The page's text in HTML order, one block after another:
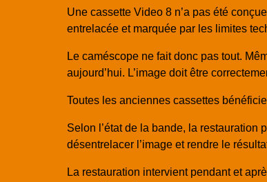
Une cassette Video 8 n’a pas été
entrelacée et marquée par les limites
Le caméscope ne fait donc pas tout.
aujourd’hui. L’image doit être
Toutes les anciennes cassettes
Selon l’état de la bande, la restauration
désentrelacer l’image et rendre le
La restauration intervient pendant et